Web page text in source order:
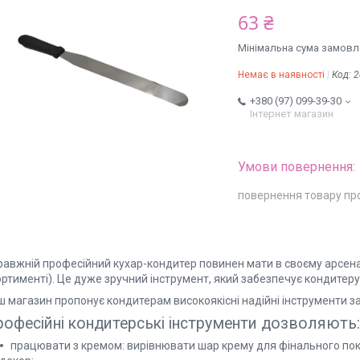
63 ₴
Мінімальна сума
Немає в наявності Код:
+380 (97) 099-39-30
Інтернет магазин
повернення товару
професійний кухар-кондитер повинен мати в своєму
Це дуже зручний інструмент, який забезпечує
магазин пропонує кондитерам високоякісні надійні інструменти
кондитерські інструменти дозволяють:
працювати з кремом: вирівнювати шар крему для фінального